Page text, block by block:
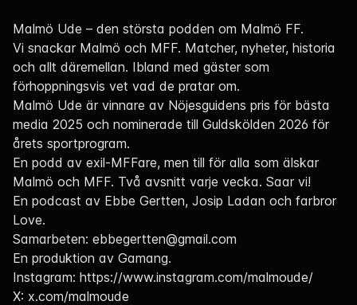
Navigation
Malmö Ude – den största podden om Malmö FF.
Vi snackar Malmö och MFF. Matcher, nyheter, historia
och allt däremellan. Ibland med gäster som
förhoppningsvis vet vad de pratar om.
Malmö Ude är vinnare av Nöjesguidens pris för bästa
media 2025 och nominerade till Guldskölden 2026 för
årets sportprogram.
En podd av exil-MFFare, men till för alla som älskar
Malmö och MFF. Två avsnitt varje vecka. Saar vi!
En podcast av Ebbe Gertten, Josip Ladan och farbror
Love.
Samarbeten: ebbegertten@gmail.com
En produktion av Gamang.
Instagram: https://www.instagram.com/malmoude/
X: x.com/malmoude